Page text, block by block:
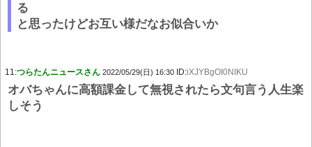
る
と思ったけどお互い様だなお似合いか
11:つらたんニュースさん 2022/05/29(日) 16:30 ID:iXJYBgOI0NIKU
オバちゃんに高額課金して無視されたら文句言う人生楽
しそう